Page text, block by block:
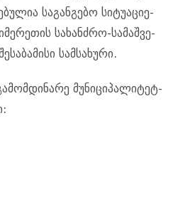
სა­გან­გე­ბო სი­ტუ­ა­ცი­ე­
სა­ხან­ძრო-სა­მაშ­ვე­
სამ­სა­ხუ­რი.
მუ­ნი­ცი­პა­ლი­ტეტ­